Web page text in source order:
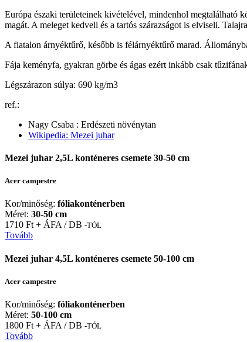
Európa északi területeinek kivételével, mindenhol megtalálható
magát. A meleget kedveli és a tartós szárazságot is elviseli.
A fiatalon árnyéktűrő, később is félárnyéktűrő marad.
Fája keményfa, gyakran görbe és ágas ezért inkább csak
Légszárazon súlya: 690 kg/m3
ref.:
Nagy Csaba : Erdészeti növénytan
Wikipedia: Mezei juhar
Mezei juhar 2,5L konténeres csemete 30-50 cm
Acer campestre
Kor/minőség: fóliakonténerben
Méret: 30-50 cm
1710 Ft + ÁFA / DB -TÓL
Tovább
Mezei juhar 4,5L konténeres csemete 50-100 cm
Acer campestre
Kor/minőség: fóliakonténerben
Méret: 50-100 cm
1800 Ft + ÁFA / DB -TÓL
Tovább